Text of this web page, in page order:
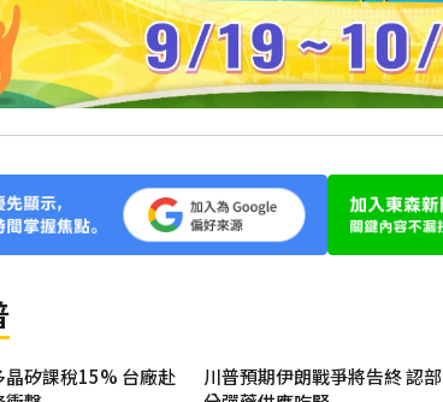
晶矽課稅15% 台廠赴
川普預期伊朗戰爭將告終 認部